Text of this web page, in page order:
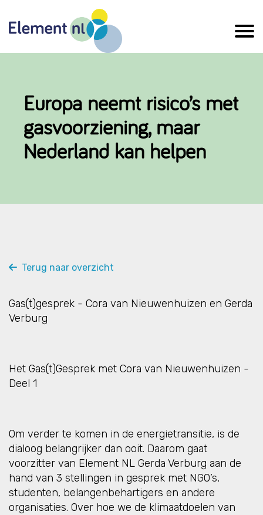
inhoud
Europa neemt risico’s met
gasvoorziening, maar
Nederland kan helpen
Terug naar overzicht
Gas(t)gesprek - Cora van Nieuwenhuizen en Gerda
Verburg
Het Gas(t)Gesprek met Cora van Nieuwenhuizen -
Deel 1
Om verder te komen in de energietransitie, is de
dialoog belangrijker dan ooit. Daarom gaat
voorzitter van Element NL Gerda Verburg aan de
hand van 3 stellingen in gesprek met NGO’s,
studenten, belangenbehartigers en andere
organisaties. Over hoe we de klimaatdoelen van